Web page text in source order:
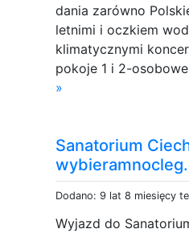
dania zarówno
letnimi i oczkiem
klimatycznymi
pokoje 1 i 2-
»
Sanatorium
Dodano: 9 lat 8 miesięcy
Wyjazd do